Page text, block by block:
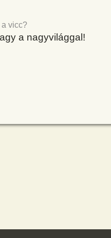
vicc?
a nagyvilággal!